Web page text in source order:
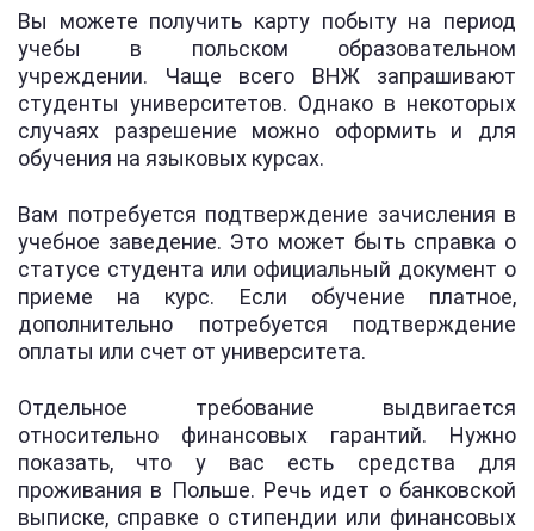
Вы можете получить карту побыту на период
учебы в польском образовательном
учреждении. Чаще всего ВНЖ запрашивают
студенты университетов. Однако в некоторых
случаях разрешение можно оформить и для
обучения на языковых курсах.
Вам потребуется подтверждение зачисления в
учебное заведение. Это может быть справка о
статусе студента или официальный документ о
приеме на курс. Если обучение платное,
дополнительно потребуется подтверждение
оплаты или счет от университета.
Отдельное требование выдвигается
относительно финансовых гарантий. Нужно
показать, что у вас есть средства для
проживания в Польше. Речь идет о банковской
выписке, справке о стипендии или финансовых